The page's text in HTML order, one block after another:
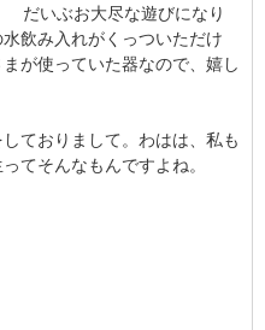
だいぶお大尽な遊びになり
飲み入れがくっついただけ
が使っていた器なので、嬉し
ておりまして。わはは、私も
てそんなもんですよね。